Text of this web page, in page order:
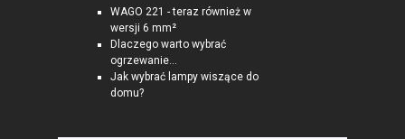
WAGO 221 - teraz również w
wersji 6 mm²
Dlaczego warto wybrać
ogrzewanie...
Jak wybrać lampy wiszące do
domu?